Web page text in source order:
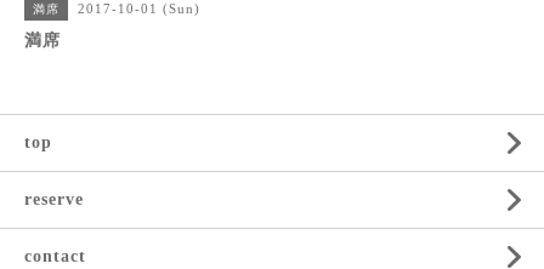
満席 2017-10-01 (Sun)
満席
top
reserve
contact